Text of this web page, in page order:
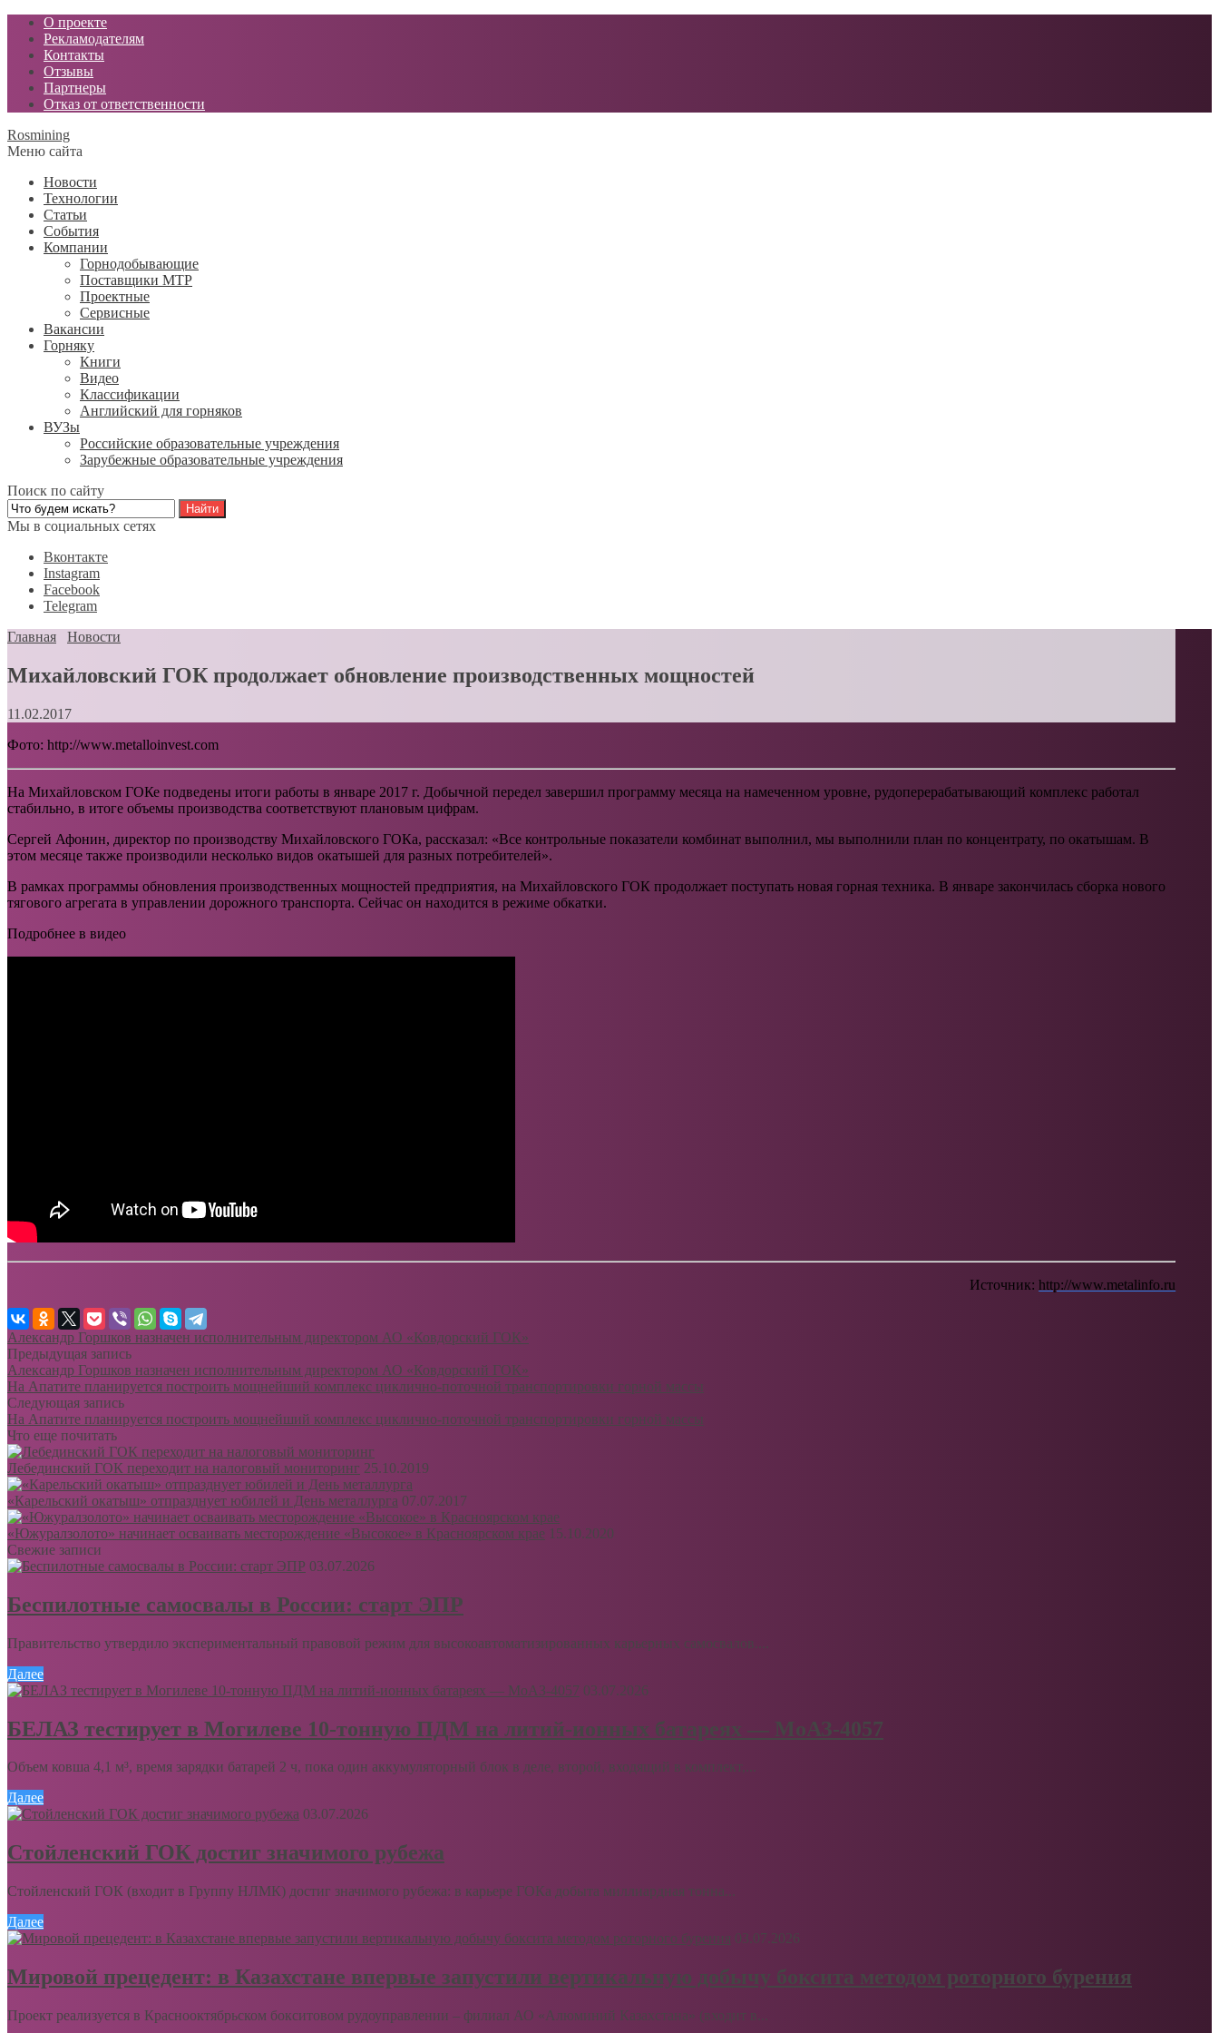
О проекте
Рекламодателям
Контакты
Отзывы
Партнеры
Отказ от ответственности
Rosmining
Меню сайта
Новости
Технологии
Статьи
События
Компании
Горнодобывающие
Поставщики МТР
Проектные
Сервисные
Вакансии
Горняку
Книги
Видео
Классификации
Английский для горняков
ВУЗы
Российские образовательные учреждения
Зарубежные образовательные учреждения
Поиск по сайту
Мы в социальных сетях
Вконтакте
Instagram
Facebook
Telegram
Главная
Новости
Михайловский ГОК продолжает обновление производственных мощностей
11.02.2017
Фото: http://www.metalloinvest.com
На Михайловском ГОКе подведены итоги работы в январе 2017 г. Добычной передел завершил программу месяца на намеченном уровне, рудоперерабатывающий комплекс работал
стабильно, в итоге объемы производства соответствуют плановым цифрам.
Сергей Афонин, директор по производству Михайловского ГОКа, рассказал: «Все контрольные показатели комбинат выполнил, мы выполнили план по концентрату, по окатышам. В
этом месяце также производили несколько видов окатышей для разных потребителей».
В рамках программы обновления производственных мощностей предприятия, на Михайловского ГОК продолжает поступать новая горная техника. В январе закончилась сборка нового
тягового агрегата в управлении дорожного транспорта. Сейчас он находится в режиме обкатки.
Подробнее в видео
Источник:http://www.metalinfo.ru
Александр Горшков назначен исполнительным директором АО «Ковдорский ГОК»
Предыдущая запись
Александр Горшков назначен исполнительным директором АО «Ковдорский ГОК»
На Апатите планируется построить мощнейший комплекс циклично-поточной транспортировки горной массы
Следующая запись
На Апатите планируется построить мощнейший комплекс циклично-поточной транспортировки горной массы
Что еще почитать
Лебединский ГОК переходит на налоговый мониторинг 25.10.2019
«Карельский окатыш» отпразднует юбилей и День металлурга 07.07.2017
«Южуралзолото» начинает осваивать месторождение «Высокое» в Красноярском крае 15.10.2020
Свежие записи
03.07.2026
Беспилотные самосвалы в России: старт ЭПР
Правительство утвердило экспериментальный правовой режим для высокоавтоматизированных карьерных самосвалов....
Далее
03.07.2026
БЕЛАЗ тестирует в Могилеве 10-тонную ПДМ на литий-ионных батареях — МоАЗ-4057
Объем ковша 4,1 м³, время зарядки батарей 2 ч, пока один аккумуляторный блок в деле, второй, входящий в комплект,...
Далее
03.07.2026
Стойленский ГОК достиг значимого рубежа
Стойленский ГОК (входит в Группу НЛМК) достиг значимого рубежа: в карьере ГОКа добыта миллиардная тонна...
Далее
03.07.2026
Мировой прецедент: в Казахстане впервые запустили вертикальную добычу боксита методом роторного бурения
Проект реализуется в Краснооктябрьском бокситовом рудоуправлении – филиал АО «Алюминий Казахстана» (входит в...